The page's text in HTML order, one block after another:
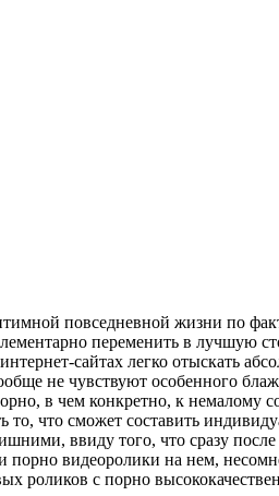
повседневной жизни по
переменить в лучшую
сайтах легко отыскать
не чувствуют особенного
в чем конкретно, к
что сможет составить
ввиду того, что сразу
порно видеоролики на нем,
роликов с порно